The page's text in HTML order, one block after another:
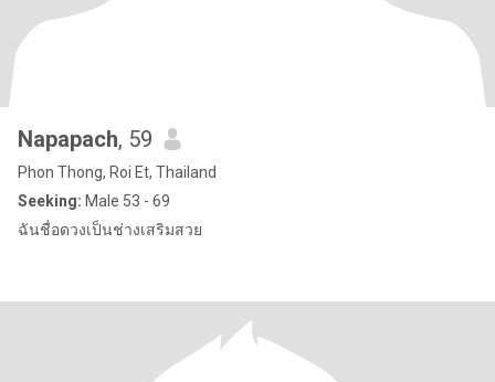
Napapach, 59
Phon Thong, Roi Et, Thailand
Seeking: Male 53 - 69
ฉันชื่อดวงเป็นช่างเสริมสวย